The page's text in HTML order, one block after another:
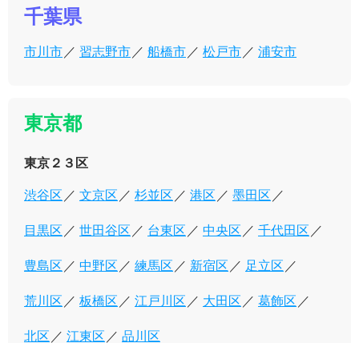
千葉県
市川市 習志野市 船橋市 松戸市 浦安市
東京都
東京２３区
渋谷区 文京区 杉並区 港区 墨田区
目黒区 世田谷区 台東区 中央区 千代田区
豊島区 中野区 練馬区 新宿区 足立区
荒川区 板橋区 江戸川区 大田区 葛飾区
北区 江東区 品川区